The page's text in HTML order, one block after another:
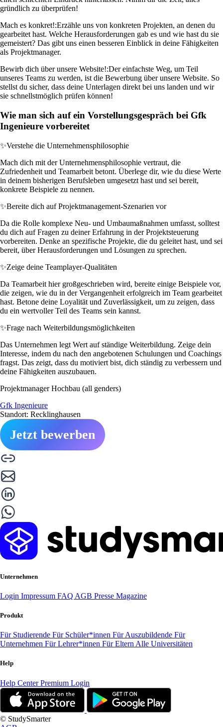
gründlich zu überprüfen!
Mach es konkret!:Erzähle uns von konkreten Projekten, an denen du
gearbeitet hast. Welche Herausforderungen gab es und wie hast du sie
gemeistert? Das gibt uns einen besseren Einblick in deine Fähigkeiten
als Projektmanager.
Bewirb dich über unsere Website!:Der einfachste Weg, um Teil
unseres Teams zu werden, ist die Bewerbung über unsere Website. So
stellst du sicher, dass deine Unterlagen direkt bei uns landen und wir
sie schnellstmöglich prüfen können!
Wie man sich auf ein Vorstellungsgespräch bei Gfk
Ingenieure vorbereitet
✨Verstehe die Unternehmensphilosophie
Mach dich mit der Unternehmensphilosophie vertraut, die
Zufriedenheit und Teamarbeit betont. Überlege dir, wie du diese Werte
in deinem bisherigen Berufsleben umgesetzt hast und sei bereit,
konkrete Beispiele zu nennen.
✨Bereite dich auf Projektmanagement-Szenarien vor
Da die Rolle komplexe Neu- und Umbaumaßnahmen umfasst, solltest
du dich auf Fragen zu deiner Erfahrung in der Projektsteuerung
vorbereiten. Denke an spezifische Projekte, die du geleitet hast, und sei
bereit, über Herausforderungen und Lösungen zu sprechen.
✨Zeige deine Teamplayer-Qualitäten
Da Teamarbeit hier großgeschrieben wird, bereite einige Beispiele vor,
die zeigen, wie du in der Vergangenheit erfolgreich im Team gearbeitet
hast. Betone deine Loyalität und Zuverlässigkeit, um zu zeigen, dass
du ein wertvoller Teil des Teams sein kannst.
✨Frage nach Weiterbildungsmöglichkeiten
Das Unternehmen legt Wert auf ständige Weiterbildung. Zeige dein
Interesse, indem du nach den angebotenen Schulungen und Coachings
fragst. Das zeigt, dass du motiviert bist, dich ständig zu verbessern und
deine Fähigkeiten auszubauen.
Projektmanager Hochbau (all genders)
Gfk Ingenieure
Standort: Recklinghausen
Jetzt bewerben
Unternehmen
Login Impressum FAQ AGB Presse Magazine
Produkt
Für Studierende Für Schüler*innen Für Auszubildende Für
Unternehmen Für Lehrer*innen Für Eltern Alle Universitäten
Help
Help CenterPremium Login
© StudySmarter